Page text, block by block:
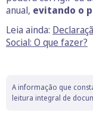
anual, evitando o
Leia ainda:
Social: O que fazer?
A informação que
leitura integral de